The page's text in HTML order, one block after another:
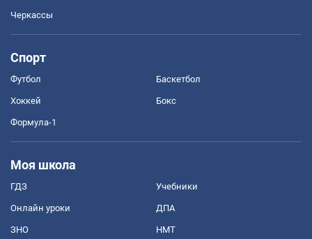
Черкассы
Спорт
Футбол Баскетбол
Хоккей Бокс
Формула-1
Моя школа
ГДЗ Учебники
Онлайн уроки ДПА
ЗНО НМТ